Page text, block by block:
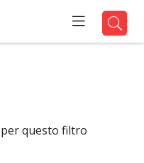
questo filtro